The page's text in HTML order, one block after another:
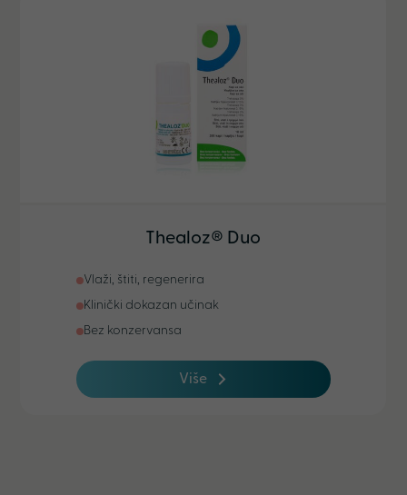
Thealoz® Duo
Vlaži, štiti, regenerira
Klinički dokazan učinak
Bez konzervansa
Više